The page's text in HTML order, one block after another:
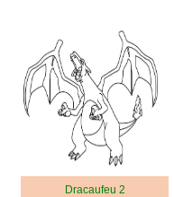
Dracaufeu 2